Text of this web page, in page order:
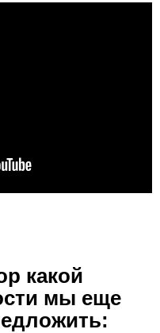
какой
мы еще